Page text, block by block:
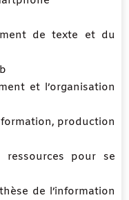
de texte et du
et l’organisation
production
pour se
de l’information